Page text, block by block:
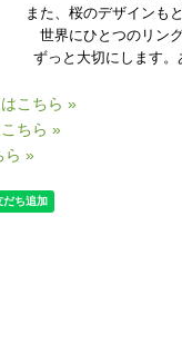
また、桜のデザインも
世界にひとつのリン
ずっと大切にします。
こちら »
ちら »
ら »